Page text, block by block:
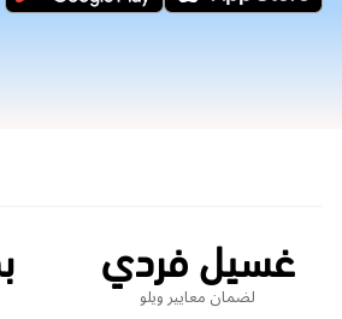
غسيل فردي
لضمان معايير ويلو